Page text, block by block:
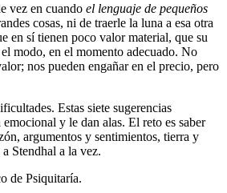
vez en cuando el lenguaje de pequeños
cosas, ni de traerle la luna a esa otra
en sí tienen poco valor material, que su
modo, en el momento adecuado. No
nos pueden engañar en el precio, pero
Estas siete sugerencias
y le dan alas. El reto es saber
argumentos y sentimientos, tierra y
Stendhal a la vez.
de Psiquitaría.